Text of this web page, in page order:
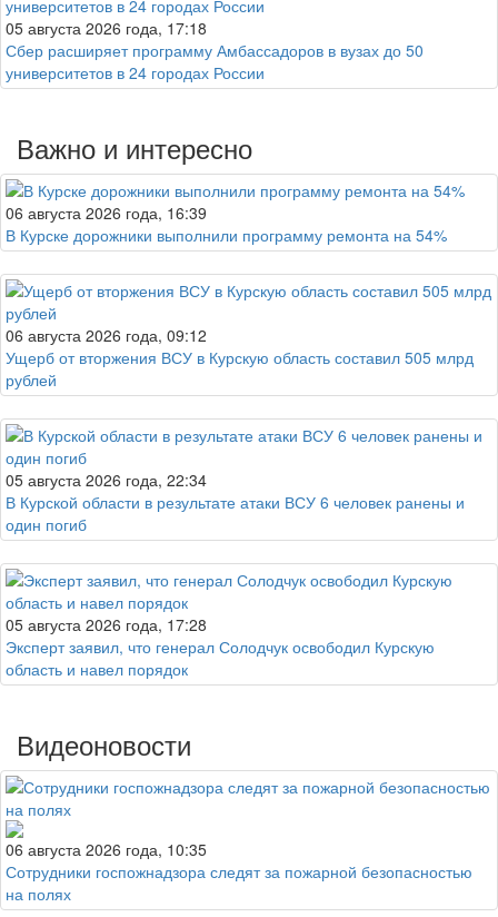
05 августа 2026 года, 17:18
Сбер расширяет программу Амбассадоров в вузах до 50
университетов в 24 городах России
Важно и интересно
06 августа 2026 года, 16:39
В Курске дорожники выполнили программу ремонта на 54%
06 августа 2026 года, 09:12
Ущерб от вторжения ВСУ в Курскую область составил 505 млрд
рублей
05 августа 2026 года, 22:34
В Курской области в результате атаки ВСУ 6 человек ранены и
один погиб
05 августа 2026 года, 17:28
Эксперт заявил, что генерал Солодчук освободил Курскую
область и навел порядок
Видеоновости
06 августа 2026 года, 10:35
Сотрудники госпожнадзора следят за пожарной безопасностью
на полях